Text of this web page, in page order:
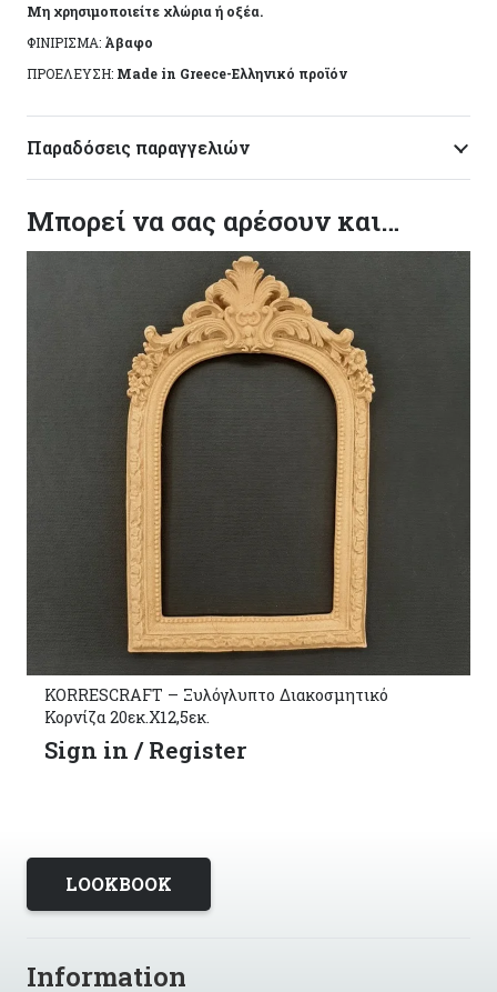
Μη χρησιμοποιείτε χλώρια ή οξέα.
ΦΙΝΙΡΙΣΜΑ: Άβαφο
ΠΡΟΕΛΕΥΣΗ: Made in Greece-Ελληνικό προϊόν
Παραδόσεις παραγγελιών
Μπορεί να σας αρέσουν και…
KORRESCRAFT – Ξυλόγλυπτο Διακοσμητικό
Κορνίζα 20εκ.Χ12,5εκ.
Sign in / Register
LOOKBOOK
Information